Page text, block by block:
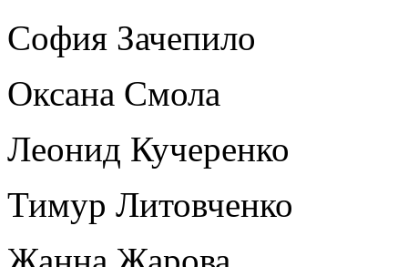
София Зачепило
Оксана Смола
Леонид Кучеренко
Тимур Литовченко